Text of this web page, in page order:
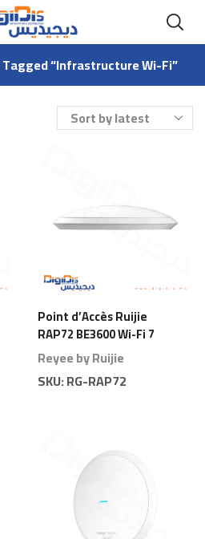
“Infrastructure Wi-Fi”
Point d’Accès Ruijie
RAP72 BE3600 Wi-Fi 7
Plafond
Reyee by Ruijie
SKU:RG-RAP72